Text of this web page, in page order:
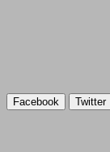
Facebook Twitter